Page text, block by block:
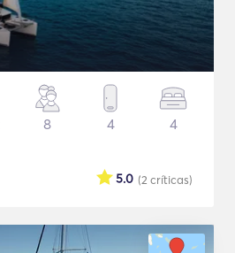
8 4 4
(2 críticas)
5.0